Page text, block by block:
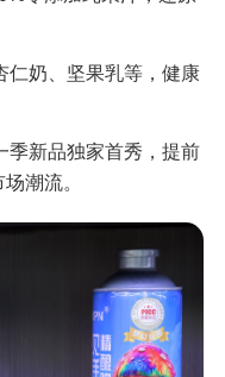
仁奶、坚果乳等，健康
季新品独家首秀，提前
潮流。